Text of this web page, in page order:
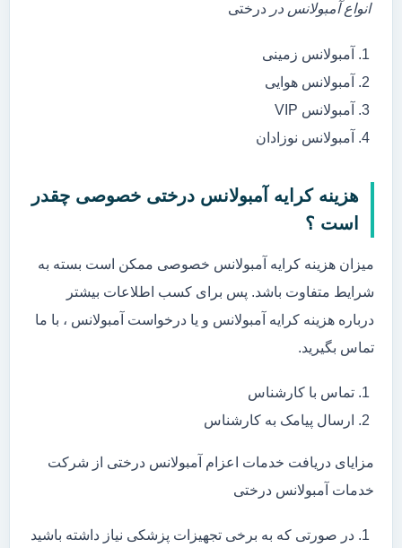
انواع آمبولانس در درختی
آمبولانس زمینی
آمبولانس هوایی
آمبولانس VIP
آمبولانس نوزادان
هزینه کرایه آمبولانس درختی خصوصی چقدر
است ؟
میزان هزینه کرایه آمبولانس خصوصی ممکن است بسته به
شرایط متفاوت باشد. پس برای کسب اطلاعات بیشتر
درباره هزینه کرایه آمبولانس و یا درخواست آمبولانس ، با ما
تماس بگیرید.
تماس با کارشناس
ارسال پیامک به کارشناس
مزایای دریافت خدمات اعزام آمبولانس درختی از شرکت
خدمات آمبولانس درختی
در صورتی که به برخی تجهیزات پزشکی نیاز داشته باشید